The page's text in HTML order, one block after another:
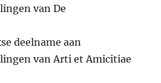
van De
deelname aan
van Arti et Amicitiae